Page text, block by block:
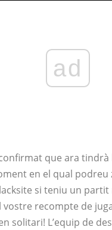
ad
que ara tindrà
en el qual podreu
si teniu un
vostre recompte de
solitari! L’equip de